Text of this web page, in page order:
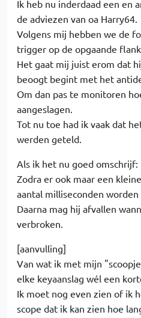
Ik heb nu inderdaad een en
de adviezen van oa Harry64.
Volgens mij hebben we de
trigger op de opgaande flank.
Het gaat mij juist erom dat
beoogt begint met het
Om dan pas te monitoren
aangeslagen.
Tot nu toe had ik vaak dat
werden geteld.
Als ik het nu goed omschrijf:
Zodra er ook maar een
aantal milliseconden worden
Daarna mag hij afvallen
verbroken.
[aanvulling]
Van wat ik met mijn
elke keyaanslag wél een
Ik moet nog even zien of ik
scope dat ik kan zien hoe